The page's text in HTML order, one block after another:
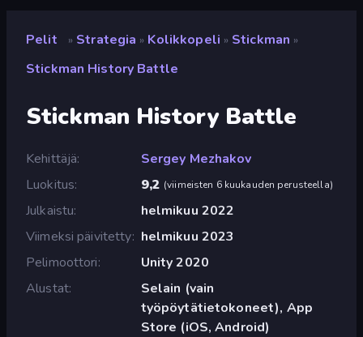
Pelit » Strategia » Kolikkopeli » Stickman »
Stickman History Battle
Stickman History Battle
Kehittäjä
Sergey Mezhakov
Luokitus
9,2 (viimeisten 6 kuukauden perusteella)
Julkaistu
helmikuu 2022
Viimeksi päivitetty helmikuu 2023
Pelimoottori
Unity 2020
Alustat
Selain (vain
työpöytätietokoneet), App
Store (iOS, Android)